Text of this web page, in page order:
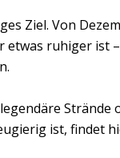
Ziel. Von
ruhiger ist
Strände
ist, findet